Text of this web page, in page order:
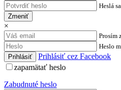
Heslá
Zmeniť
×
Prosím
Heslo
Prihlásiť cez Facebook
zapamätať heslo
Zabudnuté heslo